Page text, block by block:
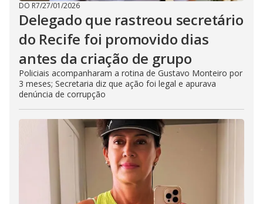
DO R7/27/01/2026
Delegado que rastreou secretário
do Recife foi promovido dias
antes da criação de grupo
Policiais acompanharam a rotina de Gustavo Monteiro por
3 meses; Secretaria diz que ação foi legal e apurava
denúncia de corrupção